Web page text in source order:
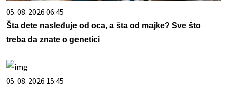
05. 08. 2026 06:45
Šta dete nasleđuje od oca, a šta od majke? Sve što
treba da znate o genetici
05. 08. 2026 15:45